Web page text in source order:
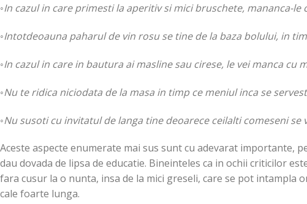
◦In cazul in care primesti la aperitiv si mici bruschete, mananca-le
◦Intotdeoauna paharul de vin rosu se tine de la baza bolului, in
◦In cazul in care in bautura ai masline sau cirese, le vei manca
◦Nu te ridica niciodata de la masa in timp ce meniul inca se
◦Nu susoti cu invitatul de langa tine deoarece ceilalti comeseni se
Aceste aspecte enumerate mai sus sunt cu adevarat importante,
dau dovada de lipsa de educatie. Bineinteles ca in ochii criticilor
fara cusur la o nunta, insa de la mici greseli, care se pot intampla
cale foarte lunga.